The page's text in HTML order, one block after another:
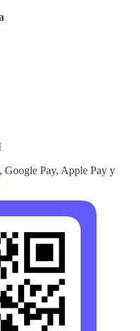
, Google Pay, Apple Pay y